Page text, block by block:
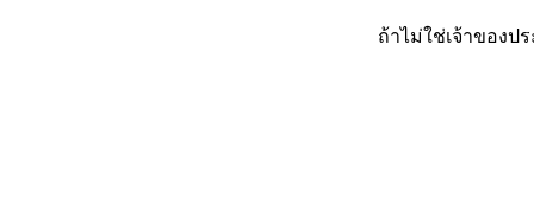
ถ้าไม่ใช่เจ้าของป